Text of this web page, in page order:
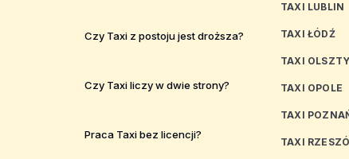
Czy Taxi z postoju jest droższa?
Czy Taxi liczy w dwie strony?
Praca Taxi bez licencji?
TAXI LUBLIN
TAXI ŁÓDŹ
TAXI
TAXI OPOLE
TAXI
TAXI